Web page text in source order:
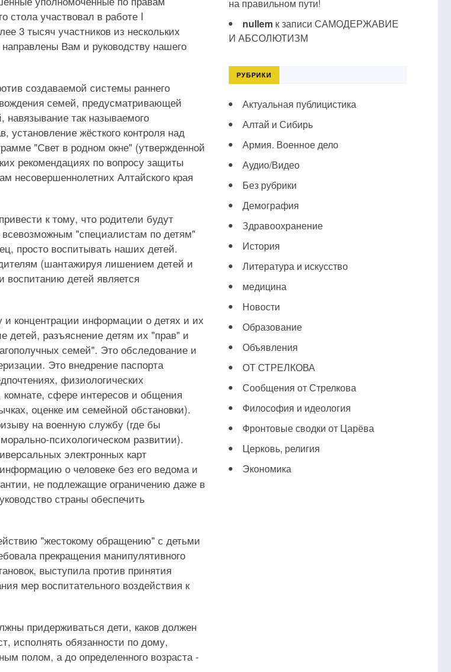
стола участвовал в работе I
3 тысяч участников из нескольких
Вам и руководству нашего
создаваемой системы раннего
семей, предусматривающей
так называемого
установление жёсткого контроля над
"Свет в родном окне" (утвержденной
рекомендациях по вопросу защиты
несовершеннолетних Алтайского края
к тому, что родители будут
"специалистам по детям"
просто воспитывать наших детей.
(шантажируя лишением детей и
детей является
концентрации информации о детях и их
детей, разъяснение детям их "прав" и
семей". Это обследование и
Это внедрение паспорта
физиологических
сфере интересов и общения
оценке им семейной обстановки).
на военную службу (где бы
психологическом развитии).
электронных карт
о человеке без его ведома и
не подлежащие ограничению даже в
страны обеспечить
"жестокому обращению" с детьми
прекращения манипулятивного
выступила против принятия
мер воспитательного воздействия к
придерживаться дети, каков должен
исполнять обязанности по дому,
полом, а до определенного возраста -
на правильном пути!
nullemк записи САМОДЕРЖАВИЕ
И АБСОЛЮТИЗМ
РУБРИКИ
Актуальная публицистика
Алтай и Сибирь
Армия. Военное дело
Аудио/Видео
Без рубрики
Демография
Здравоохранение
История
Литература и искусство
медицина
Новости
Образование
Объявления
ОТ СТРЕЛКОВА
Сообщения от Стрелкова
Философия и идеология
Фронтовые сводки от Царёва
Церковь, религия
Экономика